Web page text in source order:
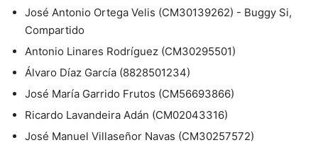
José Antonio Ortega Velis (CM30139262) - Buggy Si,
Compartido
Antonio Linares Rodríguez (CM30295501)
Álvaro Díaz García (8828501234)
José María Garrido Frutos (CM56693866)
Ricardo Lavandeira Adán (CM02043316)
José Manuel Villaseñor Navas (CM30257572)